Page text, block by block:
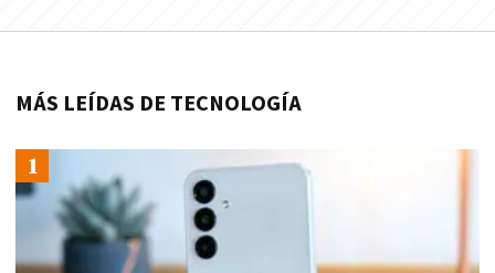
MÁS LEÍDAS DE TECNOLOGÍA